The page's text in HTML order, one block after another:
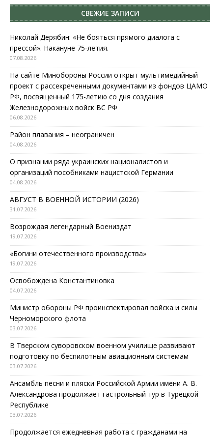
СВЕЖИЕ ЗАПИСИ
Николай Дерябин: «Не бояться прямого диалога с
прессой». Накануне 75-летия.
07.08.2026
На сайте Минобороны России открыт мультимедийный
проект с рассекреченными документами из фондов ЦАМО
РФ, посвященный 175-летию со дня создания
Железнодорожных войск ВС РФ
06.08.2026
Район плавания – неограничен
04.08.2026
О признании ряда украинских националистов и
организаций пособниками нацистской Германии
04.08.2026
АВГУСТ В ВОЕННОЙ ИСТОРИИ (2026)
31.07.2026
Возрождая легендарный Воениздат
19.07.2026
«Богини отечественного производства»
19.07.2026
Освобождена Константиновка
04.07.2026
Министр обороны РФ проинспектировал войска и силы
Черноморского флота
03.07.2026
В Тверском суворовском военном училище развивают
подготовку по беспилотным авиационным системам
03.07.2026
Ансамбль песни и пляски Российской Армии имени А. В.
Александрова продолжает гастрольный тур в Турецкой
Республике
03.07.2026
Продолжается ежедневная работа с гражданами на